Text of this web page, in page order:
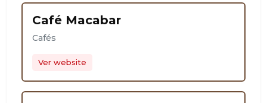
Café Macabar
Cafés
Ver website